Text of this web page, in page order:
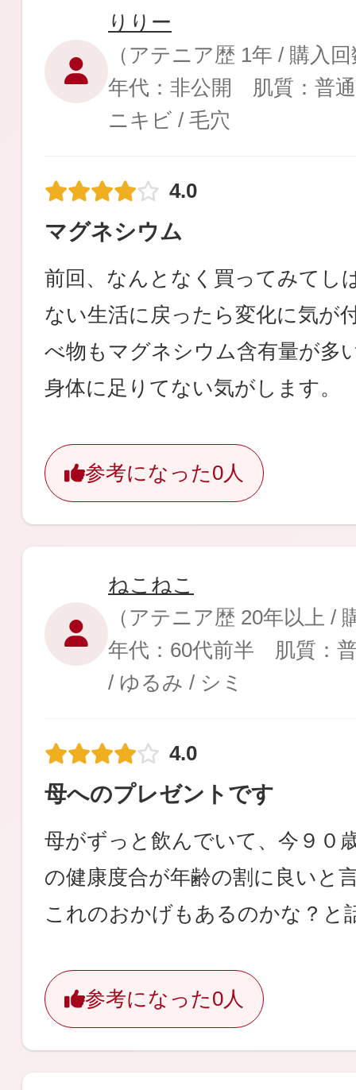
メイクアップ
ファッション
ギフト
よくあるご質問
りりー
（アテニア歴 1年 / 購入
年代：非公開 肌質：普
ニキビ / 毛穴
4.0
マグネシウム
前回、なんとなく買ってみてし
ない生活に戻ったら変化に気が
べ物もマグネシウム含有量が多
身体に足りてない気がします。
参考になった0人
ねこねこ
（アテニア歴 20年以上 /
年代：60代前半 肌質：
/ ゆるみ / シミ
4.0
母へのプレゼントです
母がずっと飲んでいて、今９０
の健康度合が年齢の割に良いと
これのおかげもあるのかな？と
参考になった0人